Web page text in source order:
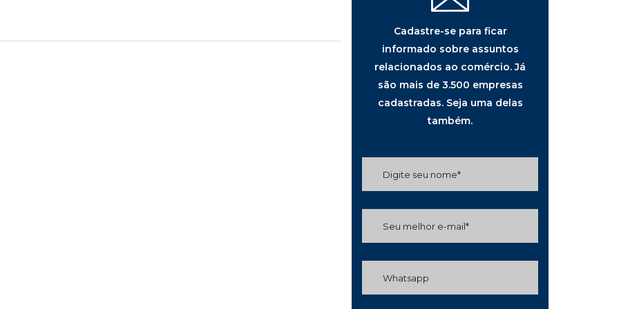
Cadastre-se para ficar
informado sobre assuntos
relacionados ao comércio. Já
são mais de 3.500 empresas
cadastradas. Seja uma delas
também.